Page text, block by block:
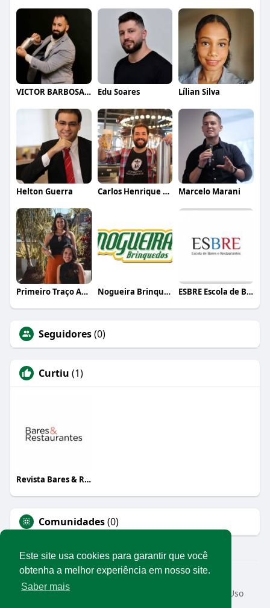
Este site usa cookies para garantir que você
obtenha a melhor experiência em nosso site.
Saber mais
VICTOR BARBOSA QUARANTA Edu Soares Lílian Silva
Helton Guerra Carlos Henrique de Faria Vasconcelos Marcelo Marani
Primeiro Traço Arquitetura Nogueira Brinquedos ESBRE Escola de Bares e Restaurantes
Seguidores(0)
Curtiu (1)
Revista Bares & Restaurantes
Comunidades(0)
© 2026 Rede Abrasel
Início
Sobre
Termos de Uso